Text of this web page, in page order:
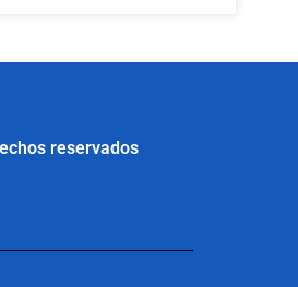
reservados